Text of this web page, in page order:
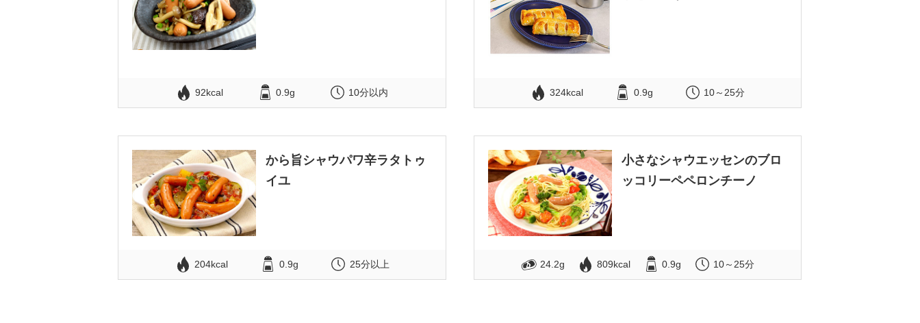
92kcal 0.9g 10分以内 324kcal 0.9g 10～25分
から旨シャウパワ辛ラタトゥ
イユ
204kcal 0.9g 25分以上
小さなシャウエッセンのブロ
ッコリーペペロンチーノ
24.2g 809kcal 0.9g 10～25分